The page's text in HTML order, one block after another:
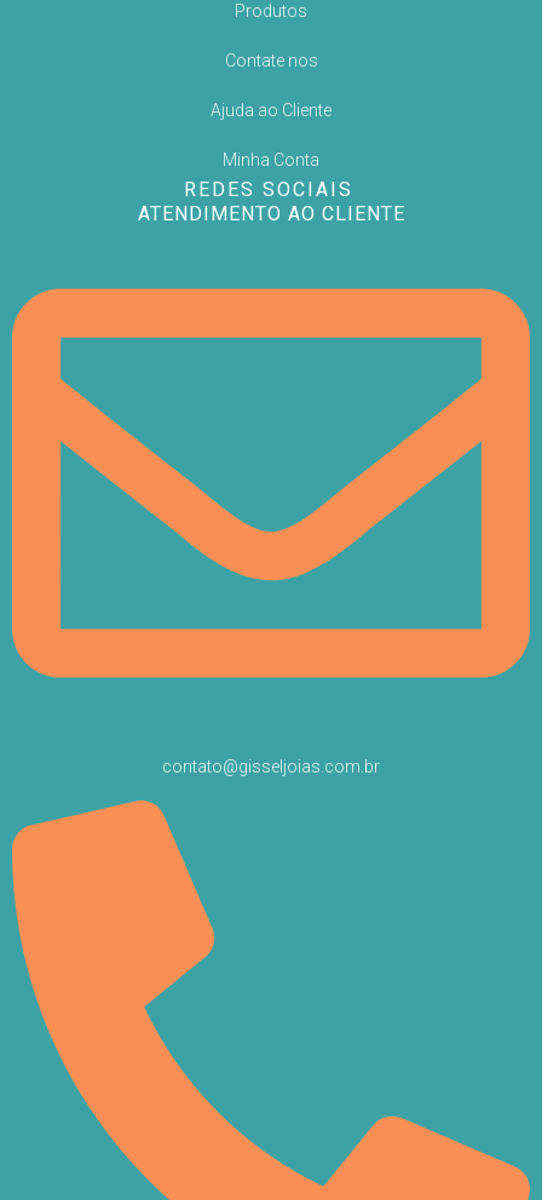
Produtos
Contate nos
Ajuda ao Cliente
Minha Conta
REDES SOCIAIS
ATENDIMENTO AO CLIENTE
contato@gisseljoias.com.br